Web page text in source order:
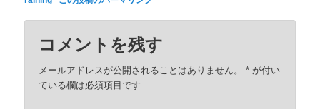
コメントを残す
メールアドレスが公開されることはありません。 *が付い
ている欄は必須項目です